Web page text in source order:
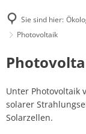
Sie sind hier:
Photovoltaik
Unter Photovoltaik
solarer
Solarzellen.